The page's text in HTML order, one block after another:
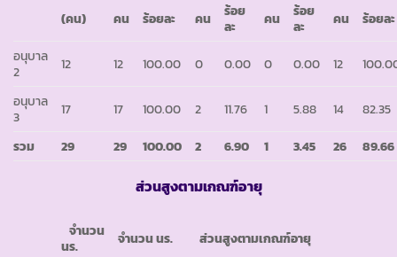
(คน) คน ร้อยละ คน
ร้อย
ละ
คน
ร้อย
ละ
คน
ร้อยละ
อนุบาล
2
12 12 100.00 0 0.00 0 0.00 12
อนุบาล
3
17 17 100.00 2 11.76 1 5.88 14
82.35
รวม
29 29 100.00 2 6.90 1 3.45 26 89.66
ส่วนสูงตามเกณฑ์อายุ
จำนวน
นร.
จำนวน นร.
ส่วนสูงตามเกณฑ์อายุ